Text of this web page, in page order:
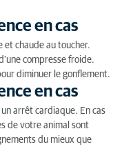
en cas
et chaude au toucher.
compresse froide.
diminuer le gonflement.
en cas
arrêt cardiaque. En cas
de votre animal sont
du mieux que